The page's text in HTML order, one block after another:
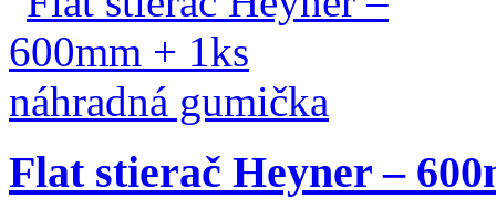
Flat stierač Heyner –